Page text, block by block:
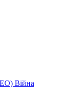
Війна